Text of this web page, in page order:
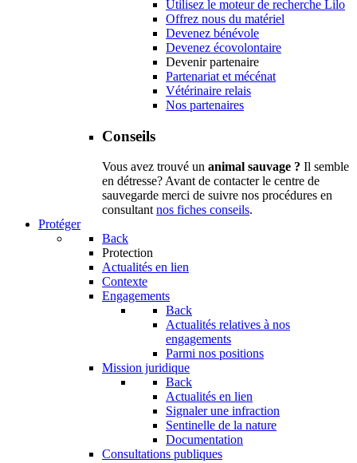
Utilisez le moteur de recherche Lilo
Offrez nous du matériel
Devenez bénévole
Devenez écovolontaire
Devenir partenaire
Partenariat et mécénat
Vétérinaire relais
Nos partenaires
Conseils
Vous avez trouvé un animal sauvage ? Il semble
en détresse? Avant de contacter le centre de
sauvegarde merci de suivre nos procédures en
consultantnos fiches conseils.
Protéger
Back
Protection
Actualités en lien
Contexte
Engagements
Back
Actualités relatives à nos
engagements
Parmi nos positions
Mission juridique
Back
Actualités en lien
Signaler une infraction
Sentinelle de la nature
Documentation
Consultations publiques